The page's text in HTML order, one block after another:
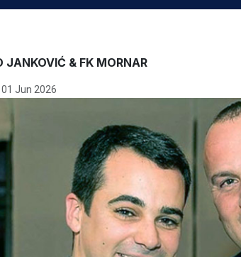
JANKOVIĆ & FK MORNAR
01 Jun 2026